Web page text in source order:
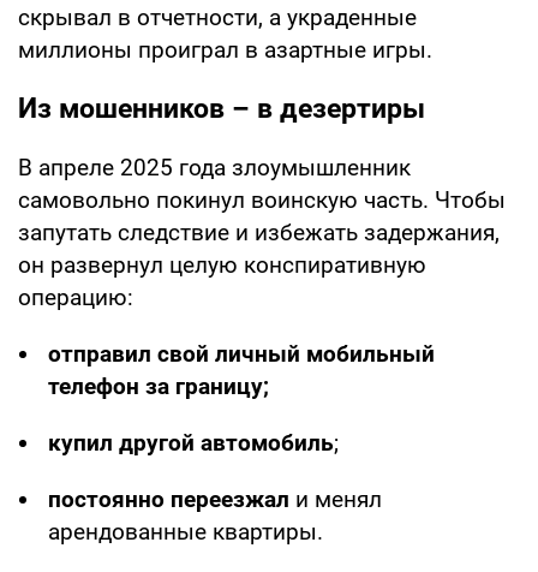
скрывал в отчетности, а украденные
миллионы проиграл в азартные игры.
Из мошенников – в дезертиры
В апреле 2025 года злоумышленник
самовольно покинул воинскую часть. Чтобы
запутать следствие и избежать задержания,
он развернул целую конспиративную
операцию:
отправил свой личный мобильный
телефон за границу;
купил другой автомобиль;
постоянно переезжал и менял
арендованные квартиры.